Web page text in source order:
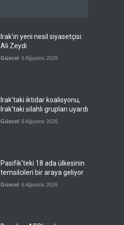
Irak'ın yeni nesil siyasetçisi:
Ali Zeydi
Güncel 6 Ağustos 2026
Irak'taki iktidar koalisyonu,
Irak'taki silahlı grupları uyardı
Güncel 6 Ağustos 2026
Pasifik'teki 18 ada ülkesinin
temsilcileri bir araya geliyor
Güncel 6 Ağustos 2026